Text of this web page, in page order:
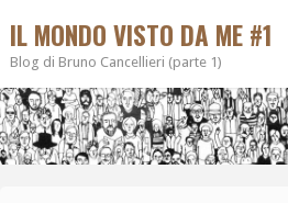
IL MONDO VISTO DA ME #1
Blog di Bruno Cancellieri (parte 1)